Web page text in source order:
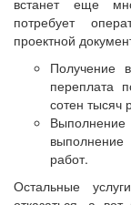
встанет еще
потребует
проектной
Получение
переплата
сотен тысяч
работ.
Остальные